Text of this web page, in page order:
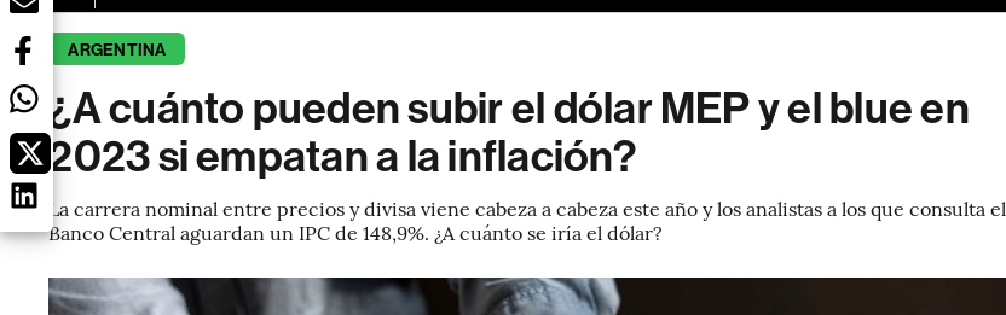
ARGENTINA
¿A cuánto pueden subir el dólar MEP y el blue en
2023 si empatan a la inflación?
La carrera nominal entre precios y divisa viene cabeza a cabeza este año y los analistas a los que consulta el
Banco Central aguardan un IPC de 148,9%. ¿A cuánto se iría el dólar?